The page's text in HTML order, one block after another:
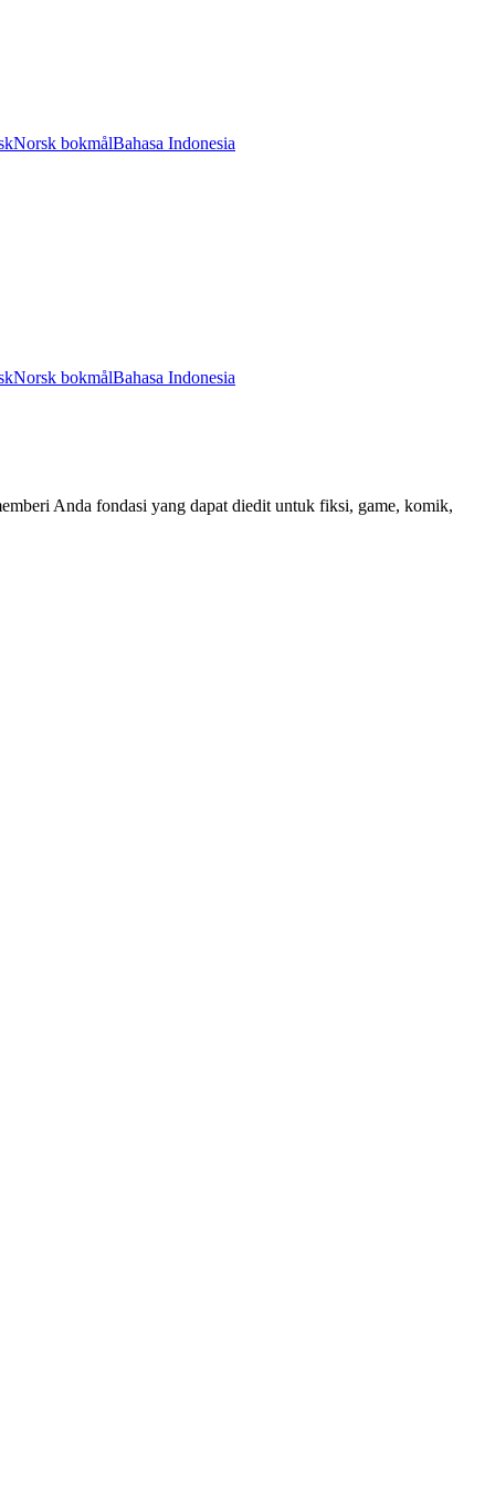
Norsk bokmålBahasa Indonesia
Norsk bokmålBahasa Indonesia
Anda fondasi yang dapat diedit untuk fiksi, game, komik,